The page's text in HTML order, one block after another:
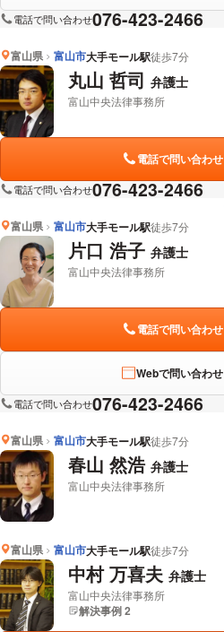
電話で問い合わせ076-423-2466
富山県 富山市大手モール駅徒歩7分
丸山 哲司 弁護士
富山中央法律事務所
電話で問い合わせ
電話で問い合わせ076-423-2466
富山県 富山市大手モール駅徒歩7分
片口 浩子 弁護士
富山中央法律事務所
電話で問い合わせ
Webで問い合わせ
電話で問い合わせ076-423-2466
富山県 富山市大手モール駅徒歩7分
春山 然浩 弁護士
富山中央法律事務所
富山県 富山市大手モール駅徒歩7分
中村 万喜夫 弁護士
富山中央法律事務所
解決事例 2